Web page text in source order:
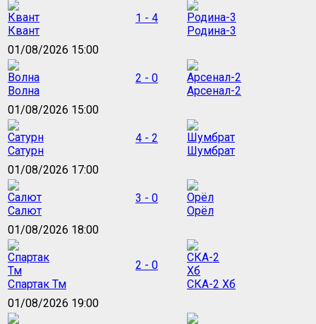
Квант
1 - 4
Родина-3
01/08/2026 15:00
Волна
2 - 0
Арсенал-2
01/08/2026 15:00
Сатурн
4 - 2
Шумбрат
01/08/2026 17:00
Салют
3 - 0
Орёл
01/08/2026 18:00
Спартак Тм
2 - 0
СКА-2 Хб
01/08/2026 19:00